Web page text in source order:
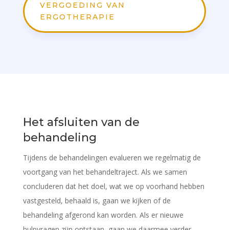
VERGOEDING VAN
ERGOTHERAPIE
Het afsluiten van de
behandeling
Tijdens de behandelingen evalueren we regelmatig de
voortgang van het behandeltraject. Als we samen
concluderen dat het doel, wat we op voorhand hebben
vastgesteld, behaald is, gaan we kijken of de
behandeling afgerond kan worden. Als er nieuwe